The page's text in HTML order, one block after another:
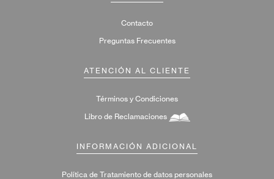
Contacto
Preguntas Frecuentes
ATENCIÓN AL CLIENTE
Términos y Condiciones
Libro de Reclamaciones
INFORMACIÓN ADICIONAL
Política de Tratamiento de datos personales